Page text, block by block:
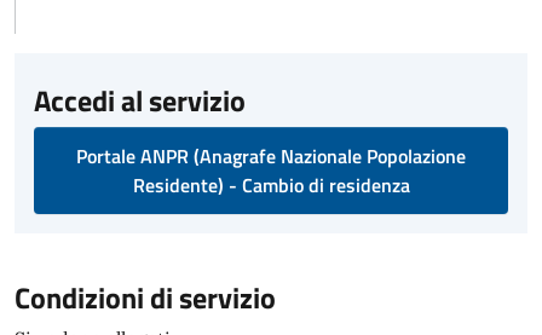
Accedi al servizio
Portale ANPR (Anagrafe Nazionale Popolazione
Residente) - Cambio di residenza
Condizioni di servizio